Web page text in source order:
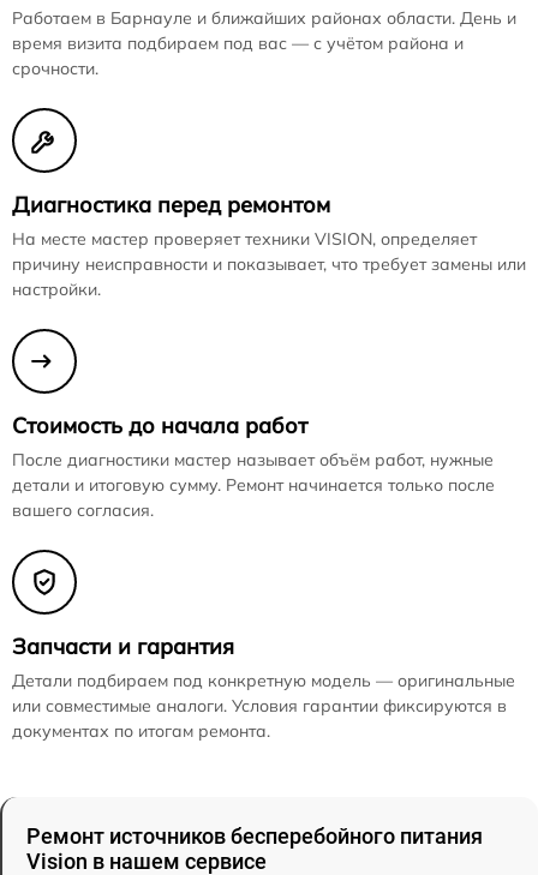
Работаем в Барнауле и ближайших районах области. День и
время визита подбираем под вас — с учётом района и
срочности.
Диагностика перед ремонтом
На месте мастер проверяет техники VISION, определяет
причину неисправности и показывает, что требует замены или
настройки.
Стоимость до начала работ
После диагностики мастер называет объём работ, нужные
детали и итоговую сумму. Ремонт начинается только после
вашего согласия.
Запчасти и гарантия
Детали подбираем под конкретную модель — оригинальные
или совместимые аналоги. Условия гарантии фиксируются в
документах по итогам ремонта.
Ремонт источников бесперебойного питания
Vision в нашем сервисе